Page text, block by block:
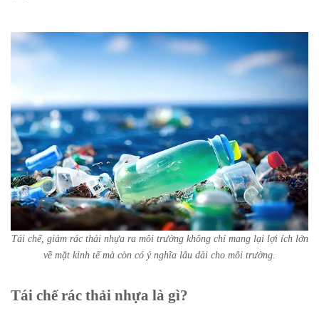
Tái chế, giảm rác thải nhựa ra môi trường không chỉ mang lại lợi ích lớn
về mặt kinh tế mà còn có ý nghĩa lâu dài cho môi trường.
Tái chế rác thải nhựa là gì?